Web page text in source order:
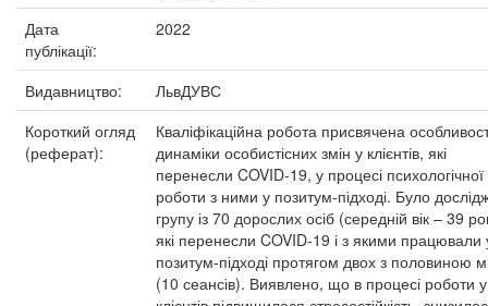
Дата
публікації:
2022
Видавництво:
ЛьвДУВС
Короткий огляд
(реферат):
Кваліфікаційна робота присвячена
динаміки особистісних змін у клієнтів, які
перенесли COVID-19, у процесі психологічної
роботи з ними у позитум-підході. Було
групу із 70 дорослих осіб (середній вік – 39
які перенесли COVID-19 і з якими працювали
позитум-підході протягом двох з половиною
(10 сеансів). Виявлено, що в процесі роботи